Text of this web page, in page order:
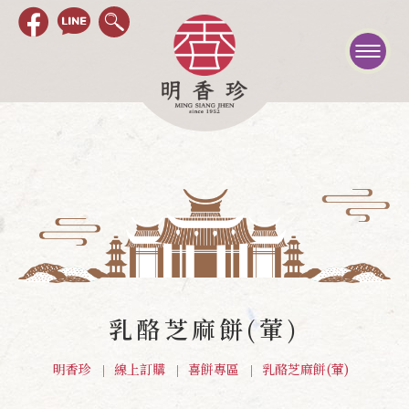
乳酪芝麻餅(葷)
明香珍 線上訂購 喜餅專區 乳酪芝麻餅(葷)